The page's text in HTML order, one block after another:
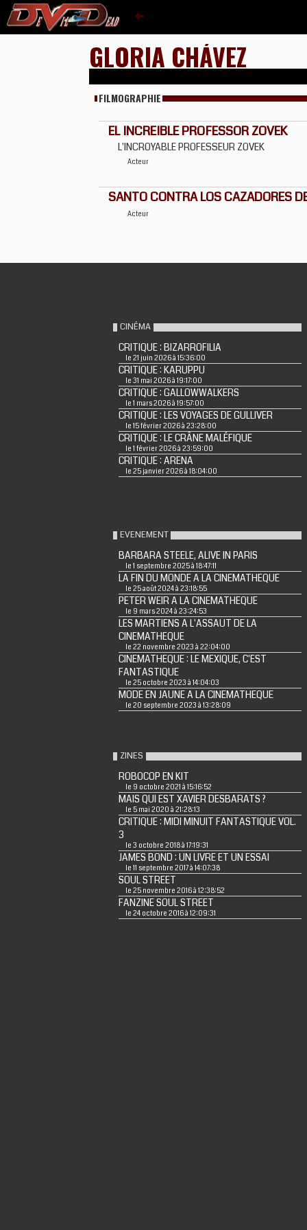
GLORIA CHÁVEZ
FILMOGRAPHIE
EL INCREIBLE PROFESSOR ZOVEK
L'INCROYABLE PROFESSEUR ZOVEK
Acteur
SANTO CONTRA LOS CAZADORES
Acteur
CINÉMA
CRITIQUE : BIZARROFILIA
le 21 juin 2026 à 15:36:00
CRITIQUE : KARUPPU
le 31 mai 2026 à 19:17:00
CRITIQUE : GALLOWWALKERS
le 1 mars 2026 à 19:57:00
CRITIQUE : LES VOYAGES DE GULLIVER
le 15 février 2026 à 23:28:00
CRITIQUE : LE CRÂNE MALÉFIQUE
le 1 février 2026 à 23:59:00
CRITIQUE : ARENA
le 25 janvier 2026 à 18:04:00
EVENEMENT
BARBARA STEELE, ALIVE IN PARIS
le 1 septembre 2025 à 18:47:11
LA FIN DU MONDE A LA CINEMATHEQUE
le 25 août 2024 à 23:18:55
PETER WEIR A LA CINEMATHEQUE
le 9 mars 2024 à 23:24:53
LES MARTIENS A L'ASSAUT DE LA
CINEMATHEQUE
le 22 novembre 2023 à 22:04:00
CINEMATHEQUE : LE MEXIQUE, C'EST
FANTASTIQUE
le 25 octobre 2023 à 14:04:03
MODE EN JAUNE A LA CINEMATHEQUE
le 20 septembre 2023 à 13:28:09
ZINES
ROBOCOP EN KIT
le 9 octobre 2021 à 15:16:52
MAIS QUI EST XAVIER DESBARATS ?
le 5 mai 2020 à 21:28:13
CRITIQUE : MIDI MINUIT FANTASTIQUE VOL.
3
le 3 octobre 2018 à 17:19:31
JAMES BOND : UN LIVRE ET UN ESSAI
le 11 septembre 2017 à 14:07:38
SOUL STREET
le 25 novembre 2016 à 12:38:52
FANZINE SOUL STREET
le 24 octobre 2016 à 12:09:31